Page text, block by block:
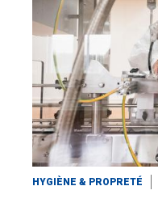
HYGIÈNE & PROPRETÉ